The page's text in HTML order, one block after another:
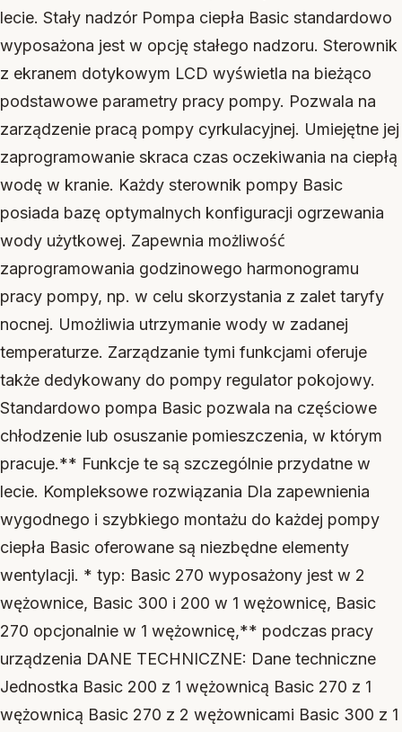
lecie. Stały nadzór Pompa ciepła Basic standardowo
wyposażona jest w opcję stałego nadzoru. Sterownik
z ekranem dotykowym LCD wyświetla na bieżąco
podstawowe parametry pracy pompy. Pozwala na
zarządzenie pracą pompy cyrkulacyjnej. Umiejętne jej
zaprogramowanie skraca czas oczekiwania na ciepłą
wodę w kranie. Każdy sterownik pompy Basic
posiada bazę optymalnych konfiguracji ogrzewania
wody użytkowej. Zapewnia możliwość
zaprogramowania godzinowego harmonogramu
pracy pompy, np. w celu skorzystania z zalet taryfy
nocnej. Umożliwia utrzymanie wody w zadanej
temperaturze. Zarządzanie tymi funkcjami oferuje
także dedykowany do pompy regulator pokojowy.
Standardowo pompa Basic pozwala na częściowe
chłodzenie lub osuszanie pomieszczenia, w którym
pracuje.** Funkcje te są szczególnie przydatne w
lecie. Kompleksowe rozwiązania Dla zapewnienia
wygodnego i szybkiego montażu do każdej pompy
ciepła Basic oferowane są niezbędne elementy
wentylacji. * typ: Basic 270 wyposażony jest w 2
wężownice, Basic 300 i 200 w 1 wężownicę, Basic
270 opcjonalnie w 1 wężownicę,** podczas pracy
urządzenia DANE TECHNICZNE: Dane techniczne
Jednostka Basic 200 z 1 wężownicą Basic 270 z 1
wężownicą Basic 270 z 2 wężownicami Basic 300 z 1